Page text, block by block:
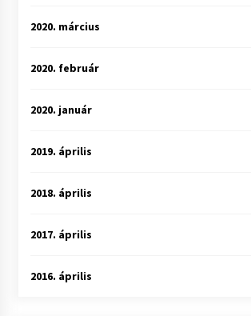
2020. március
2020. február
2020. január
2019. április
2018. április
2017. április
2016. április